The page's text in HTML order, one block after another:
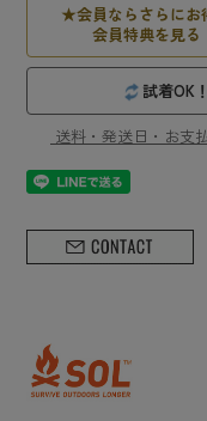
★会員ならさらにお
会員特典を見る
試着OK
送料・発送日・お支